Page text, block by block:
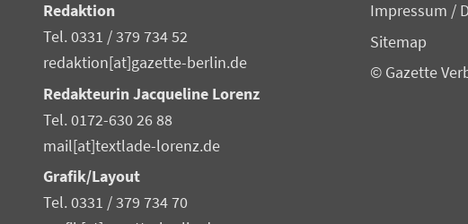
Redaktion
Tel. 0331 / 379 734 52
redaktion[at]gazette-berlin.de
Redakteurin Jacqueline Lorenz
Tel. 0172-630 26 88
mail[at]textlade-lorenz.de
Grafik/Layout
Tel. 0331 / 379 734 70
Impressum /
Sitemap
© Gazette